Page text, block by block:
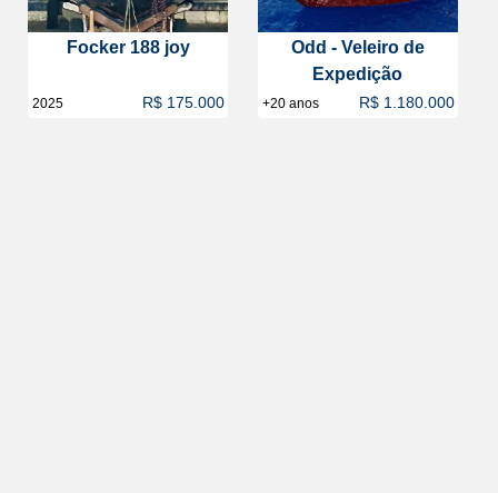
Focker 188 joy
2025 R$ 175.000
Odd - Veleiro de
Expedição
+20 anos R$ 1.180.000